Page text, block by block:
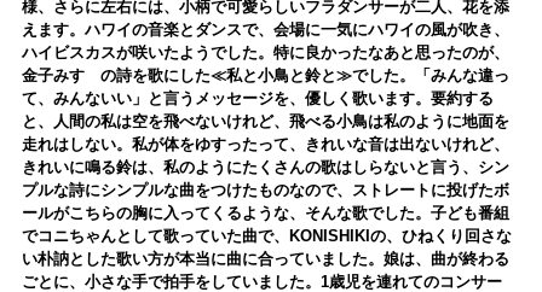
様、さらに左右には、小柄で可愛らしいフラダンサーが二人、花を添
えます。ハワイの音楽とダンスで、会場に一気にハワイの風が吹き、
ハイビスカスが咲いたようでした。特に良かったなあと思ったのが、
金子みすゞの詩を歌にした≪私と小鳥と鈴と≫でした。「みんな違っ
て、みんないい」と言うメッセージを、優しく歌います。要約する
と、人間の私は空を飛べないけれど、飛べる小鳥は私のように地面を
走れはしない。私が体をゆすったって、きれいな音は出ないけれど、
きれいに鳴る鈴は、私のようにたくさんの歌はしらないと言う、シン
プルな詩にシンプルな曲をつけたものなので、ストレートに投げたボ
ールがこちらの胸に入ってくるような、そんな歌でした。子ども番組
でコニちゃんとして歌っていた曲で、KONISHIKIの、ひねくり回さな
い朴訥とした歌い方が本当に曲に合っていました。娘は、曲が終わる
ごとに、小さな手で拍手をしていました。1歳児を連れてのコンサー